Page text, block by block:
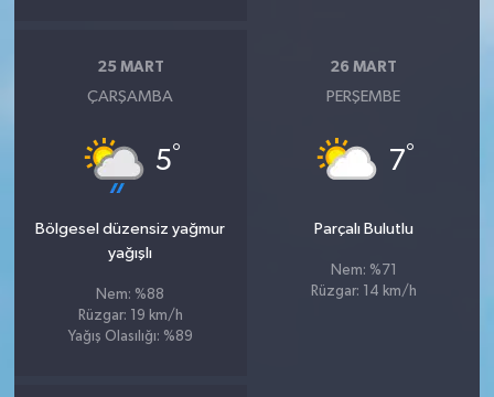
25 MART
ÇARŞAMBA
5°
Bölgesel düzensiz yağmur
yağışlı
Nem: %88
Rüzgar: 19 km/h
Yağış Olasılığı: %89
26 MART
PERŞEMBE
7°
Parçalı Bulutlu
Nem: %71
Rüzgar: 14 km/h